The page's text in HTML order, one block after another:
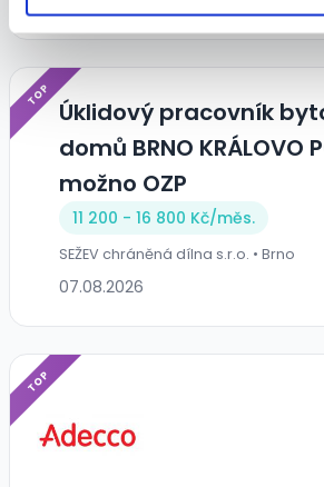
TOP
Úklidový pracovník
domů BRNO KRÁLOVO
možno OZP
11 200 - 16 800 Kč/měs.
SEŽEV chráněná dílna s.r.o. • Brno
07.08.2026
TOP